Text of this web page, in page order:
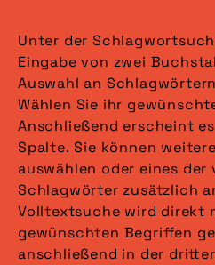
Unter der
Eingabe von zwei
Auswahl an
Wählen Sie ihr
Anschließend erscheint
Spalte. Sie können
auswählen oder eines der
Schlagwörter zusätzlich
Volltextsuche wird direkt
gewünschten Begriffen
anschließend in der